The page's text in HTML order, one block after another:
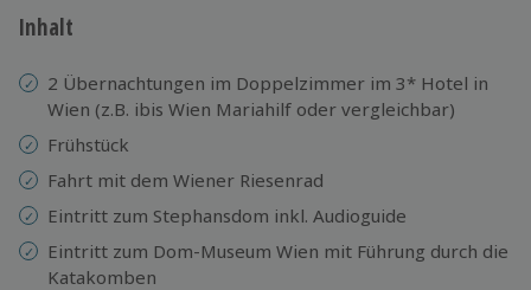
3 Jahre gültig & verlängerbar.
Inhalt
2 Übernachtungen im Doppelzimmer im 3* Hotel in
Wien (z.B. ibis Wien Mariahilf oder vergleichbar)
Frühstück
Fahrt mit dem Wiener Riesenrad
Eintritt zum Stephansdom inkl. Audioguide
Eintritt zum Dom-Museum Wien mit Führung durch die
Katakomben